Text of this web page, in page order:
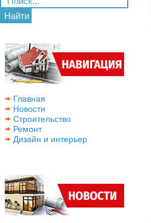
Найти
Главная
Новости
Строительство
Ремонт
Дизайн и интерьер